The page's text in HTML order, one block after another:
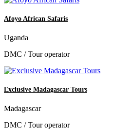
Afoyo African Safaris
Uganda
DMC / Tour operator
Exclusive Madagascar Tours
Madagascar
DMC / Tour operator